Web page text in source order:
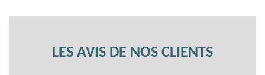
LES AVIS DE NOS CLIENTS